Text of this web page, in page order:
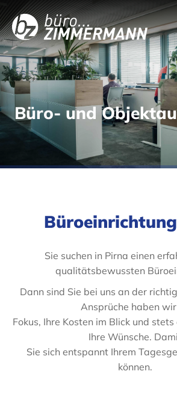
Büro- und
Sie suchen in Pirna einen
qualitätsbewussten
Dann sind Sie bei uns an der
Ansprüche haben
Fokus, Ihre Kosten im Blick und
Ihre Wünsche.
Sie sich entspannt Ihrem
können.